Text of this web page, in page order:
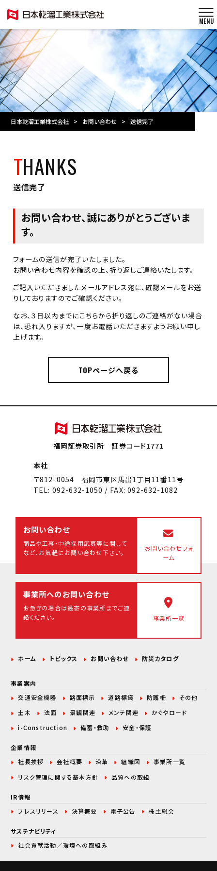
MENU
日本乾溜工業株式会社 > お問い合わせ > 送信完了
THANKS
送信完了
お問い合わせ、誠にありがとうございま
す。
フォームの送信が完了いたしました。
お問い合わせ内容を確認の上、折り返しご連絡いたします。
ご記入いただきましたメールアドレス宛に、確認メールをお送
りしておりますのでご確認ください。
なお、３日以内までにこちらから折り返しのご連絡がない場合
は、 恐れ入りますが、一度お電話いただきますようお願い申し
上げます。
TOPページへ戻る
福岡証券取引所 証券コード1771
本社
〒812-0054 福岡市東区馬出1丁目11番11号
TEL: 092-632-1050 / FAX: 092-632-1082
お問い合わせ
商品や工事・中途採用応募等に関して
など、 お気軽にお問い合わせ下さい。
お問い合わせフォ
ーム
事業所へのお問い合わせ
お急ぎの場合は最寄の事業所までご連
絡ください。
事業所一覧
ホーム トピックス お問い合わせ 防災カタログ
事業案内
交通安全機器
路面標示 道路標識 防護柵
その他
土木
法面 景観関連 メンテ関連
かぐやロード
i-Construction
備蓄・救助 安全・保護
企業情報
社長挨拶
会社概要 沿革 組織図
事業所一覧
リスク管理に関する基本方針 品質への取組
IR情報
プレスリリース
決算概要 電子公告 株主総会
サステナビリティ
社会貢献活動／環境への取組み